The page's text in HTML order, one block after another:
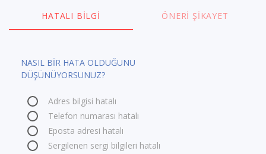
HATALI BILGI ÖNERI ŞIKAYET
NASIL BİR HATA OLDUĞUNU
DÜŞÜNÜYORSUNUZ?
Adres bilgisi hatalı
Telefon numarası hatalı
Eposta adresi hatalı
Sergilenen sergi bilgileri hatalı